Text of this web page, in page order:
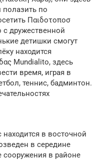
полазить по
Παιδοτοποσ
с дружественной
детишки смогут
находится
Mundialito, здесь
время, играя в
теннис, бадминтон.
в восточной
в середине
сооружения в районе